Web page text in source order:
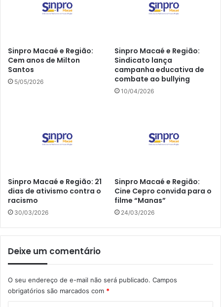
Sinpro Macaé e Região:
Cem anos de Milton
Santos
5/05/2026
Sinpro Macaé e Região:
Sindicato lança
campanha educativa de
combate ao bullying
10/04/2026
Sinpro Macaé e Região: 21
dias de ativismo contra o
racismo
30/03/2026
Sinpro Macaé e Região:
Cine Cepro convida para o
filme “Manas”
24/03/2026
Deixe um comentário
O seu endereço de e-mail não será publicado. Campos
obrigatórios são marcados com *